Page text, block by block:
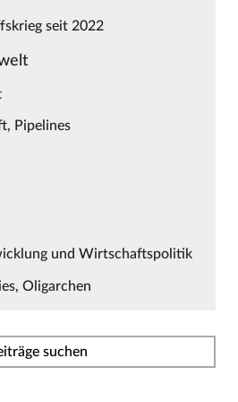
seit 2022
Pipelines
und Wirtschaftspolitik
Oligarchen
suchen